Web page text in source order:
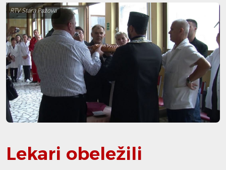
RTV Stara Pazova
Lekari obeležili